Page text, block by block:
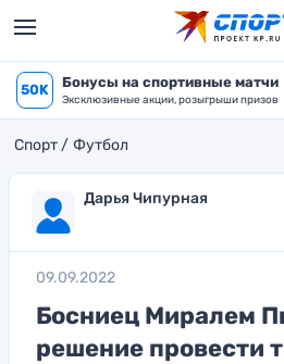
50K Бонусы на спортивные матчи
Эксклюзивные акции, розыгрыши призов
Спорт Футбол
Дарья Чипурная
09.09.2022
Босниец Миралем
решение провести